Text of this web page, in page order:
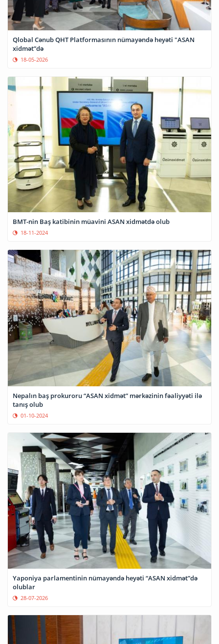
Qlobal Cənub QHT Platformasının nümayəndə heyəti "ASAN
xidmət”də
18-05-2026
BMT-nin Baş katibinin müavini ASAN xidmətdə olub
18-11-2024
Nepalın baş prokuroru “ASAN xidmət” mərkəzinin fəaliyyəti ilə
tanış olub
01-10-2024
Yaponiya parlamentinin nümayəndə heyəti “ASAN xidmət”də
olublar
28-07-2026